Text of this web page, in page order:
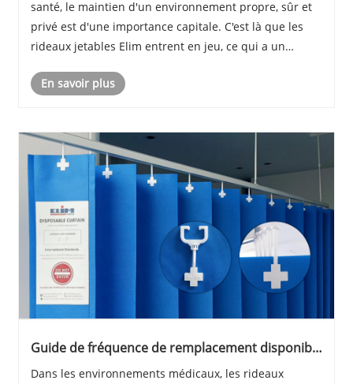
santé, le maintien d'un environnement propre, sûr et
privé est d'une importance capitale. C'est là que les
rideaux jetables Elim entrent en jeu, ce qui a un
monde entier.
En savoir plus
Guide de fréquence de remplacement disponible
Dans les environnements médicaux, les rideaux